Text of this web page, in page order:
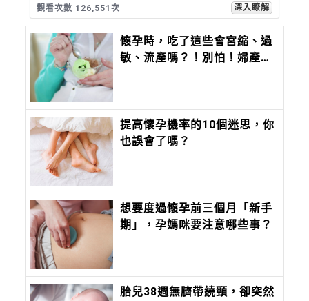
觀看次數 126,551次 深入瞭解
懷孕時，吃了這些會宮縮、過
敏、流產嗎？！別怕！婦產科
提高懷孕機率的10個迷思，你
也誤會了嗎？
想要度過懷孕前三個月「新手
期」，孕媽咪要注意哪些事？
胎兒38週無臍帶繞頸，卻突然